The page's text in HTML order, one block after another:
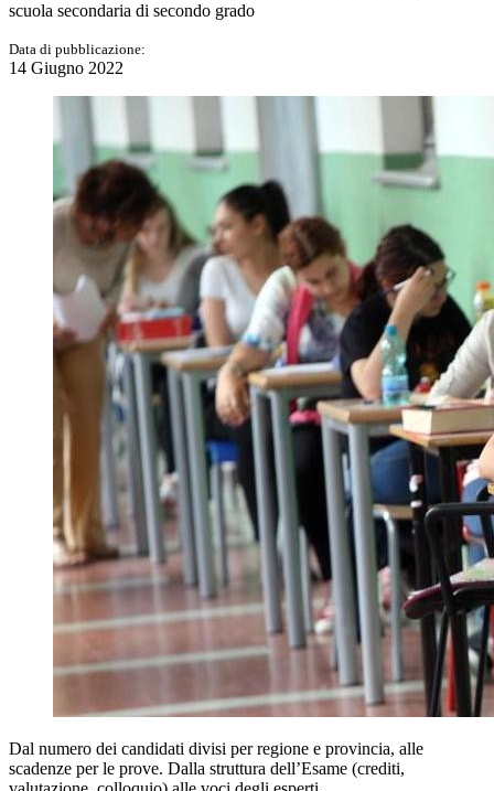
scuola secondaria di secondo grado
Data di pubblicazione:
14 Giugno 2022
Dal numero dei candidati divisi per regione e provincia, alle
scadenze per le prove. Dalla struttura dell’Esame (crediti,